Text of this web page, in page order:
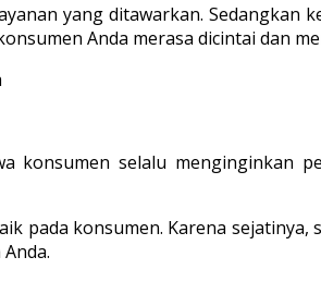
yang ditawarkan.
Anda merasa dicintai dan
selalu menginginkan
konsumen. Karena sejatinya,